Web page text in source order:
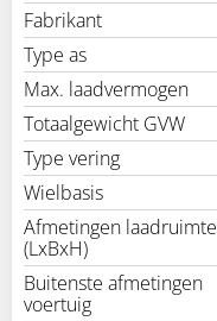
Fabrikant
Type as
Max. laadvermogen
Totaalgewicht GVW
Type vering
Wielbasis
Afmetingen laadruimte
(LxBxH)
Buitenste afmetingen
voertuig